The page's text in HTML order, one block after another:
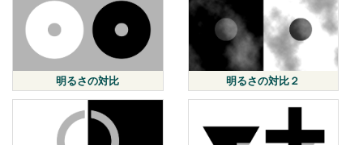
明るさの対比 明るさの対比２